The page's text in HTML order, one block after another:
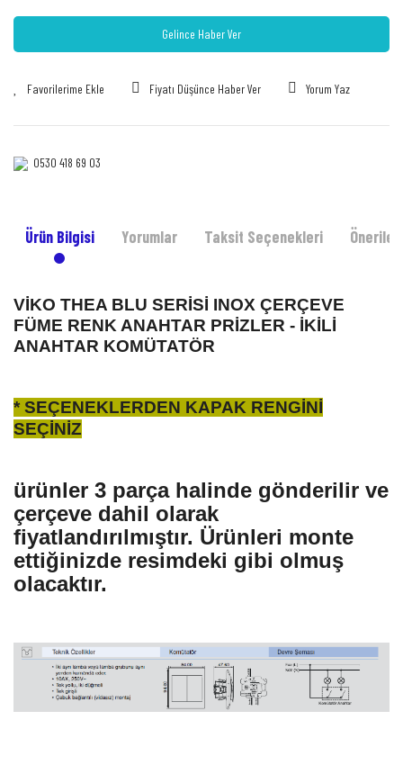
Gelince Haber Ver
Fiyatı Düşünce Haber Ver Yorum Yaz
0530 418 69 03‎‎
Ürün Bilgisi Yorumlar Taksit Seçenekleri
VİKO THEA BLU SERİSİ INOX ÇERÇEVE
FÜME RENK ANAHTAR PRİZLER - İKİLİ
ANAHTAR KOMÜTATÖR
* SEÇENEKLERDEN KAPAK RENGİNİ
SEÇİNİZ
ürünler 3 parça halinde gönderilir ve
çerçeve dahil olarak
fiyatlandırılmıştır. Ürünleri monte
ettiğinizde resimdeki gibi olmuş
olacaktır.